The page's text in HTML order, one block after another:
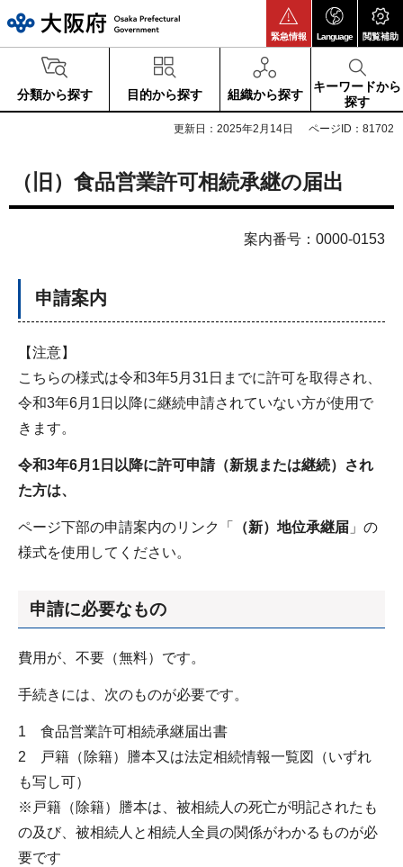
緊急情報 Language 閲覧補助
分類から探す 目的から探す 組織から探す
キーワードから
探す
更新日：2025年2月14日 ページID：81702
（旧）食品営業許可相続承継の届出
案内番号：0000-0153
申請案内
【注意】
こちらの様式は令和3年5月31日までに許可を取得され、
令和3年6月1日以降に継続申請されていない方が使用で
きます。
令和3年6月1日以降に許可申請（新規または継続）され
た方は、
ページ下部の申請案内のリンク「 （新）地位承継届 」の
様式を使用してください。
申請に必要なもの
費用が、不要（無料）です。
手続きには、次のものが必要です。
1 食品営業許可相続承継届出書
2 戸籍（除籍）謄本又は法定相続情報一覧図（いずれ
も写し可）
※戸籍（除籍）謄本は、被相続人の死亡が明記されたも
の及び、被相続人と相続人全員の関係がわかるものが必
要です